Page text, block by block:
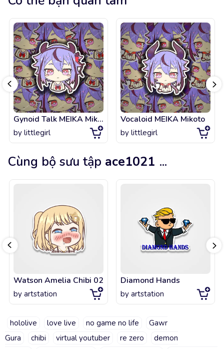
Gynoid Talk MEIKA Mikoto
by littlegirl
Vocaloid MEIKA Mikoto
by littlegirl
Cùng bộ sưu tập ace1021 ...
Watson Amelia Chibi 02
by artstation
Diamond Hands
by artstation
hololive love live no game no life
Gawr
Gura
chibi virtual youtuber re zero
demon